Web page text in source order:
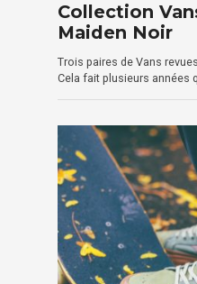
Collection
Maiden Noir
Trois paires de Vans
Cela fait plusieurs années